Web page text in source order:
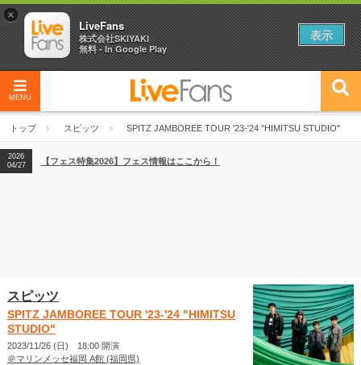
MENU
トップ スピッツ SPITZ JAMBOREE TOUR '23-'24 "HIMITSU STUDIO"
2026
04/27
2026
【ライブ動員ランキング】2026年上半期編発表！
2026
04/27
【フェス特集2026】フェス情報はここから！
スピッツ
SPITZ JAMBOREE TOUR '23-'24 "HIMITSU
STUDIO"
2023/11/26 (日) 18:00 開演
＠マリンメッセ福岡 A館 (福岡県)
×
LiveFans
株式会社SKIYAKI
無料 - In Google Play
表示